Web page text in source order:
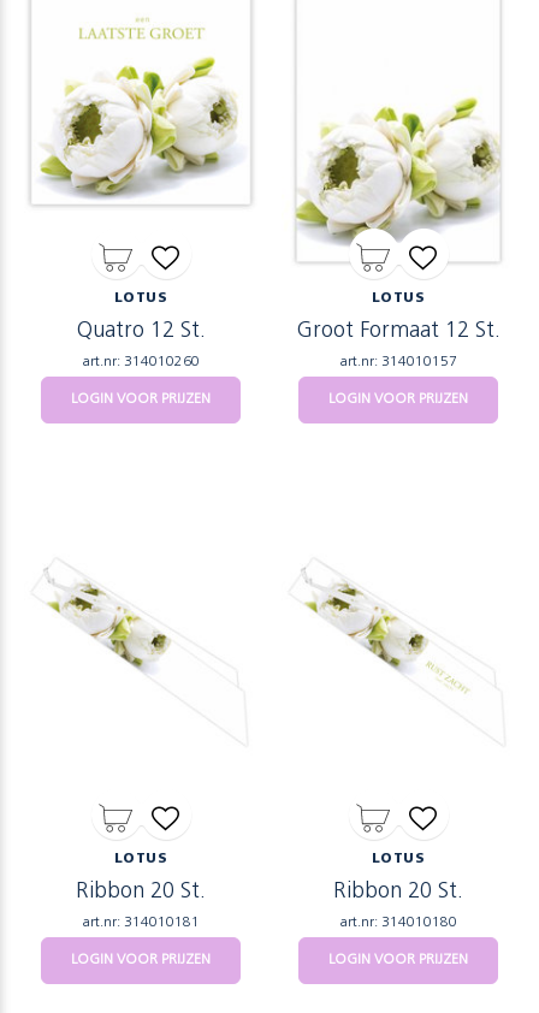
LOTUS
Quatro 12 St.
art.nr: 314010260
LOGIN VOOR PRIJZEN
LOTUS
Groot Formaat 12 St.
art.nr: 314010157
LOGIN VOOR PRIJZEN
LOTUS
Ribbon 20 St.
art.nr: 314010181
LOGIN VOOR PRIJZEN
LOTUS
Ribbon 20 St.
art.nr: 314010180
LOGIN VOOR PRIJZEN